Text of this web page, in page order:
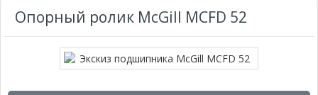
Опорный ролик McGill MCFD 52